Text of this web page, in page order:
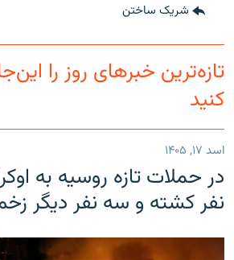
شریک ساختن
تازه‌ترین خبرهای روز را
کنید
اسد ۱۷, ۱۴۰۵
در حملات تازه روسیه به
نفر کشته و سه نفر دیگر